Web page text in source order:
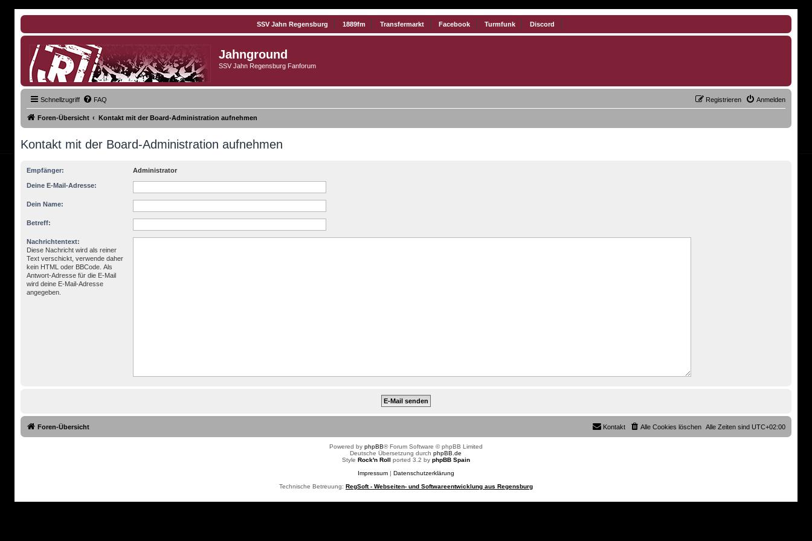
SSV Jahn Regensburg 1889fm Transfermarkt Facebook Turmfunk Discord
Jahnground
SSV Jahn Regensburg Fanforum
Schnellzugriff FAQ Anmelden
Registrieren
Foren-Übersicht Kontakt mit der Board-Administration aufnehmen
Kontakt mit der Board-Administration aufnehmen
Empfänger: Administrator
Deine E-Mail-Adresse:
Dein Name:
Betreff:
Nachrichtentext:
Diese Nachricht wird als reiner
Text verschickt, verwende daher
kein HTML oder BBCode. Als
Antwort-Adresse für die E-Mail
wird deine E-Mail-Adresse
angegeben.
Foren-Übersicht Alle Zeiten sindUTC+02:00
Alle Cookies löschen
Kontakt
Powered by phpBB® Forum Software © phpBB Limited
Deutsche Übersetzung durchphpBB.de
Style Rock'n Roll ported 3.2 by phpBB Spain
Impressum| Datenschutzerklärung
Technische Betreuung: RegSoft - Webseiten- und Softwareentwicklung aus Regensburg